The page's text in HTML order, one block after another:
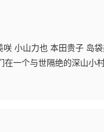
咲 小山力也 本田贵子 岛
一个与世隔绝的深山小
绕他们的双使战斗也随之
种各样的称呼。它们并非
子，而指挥它们的主子